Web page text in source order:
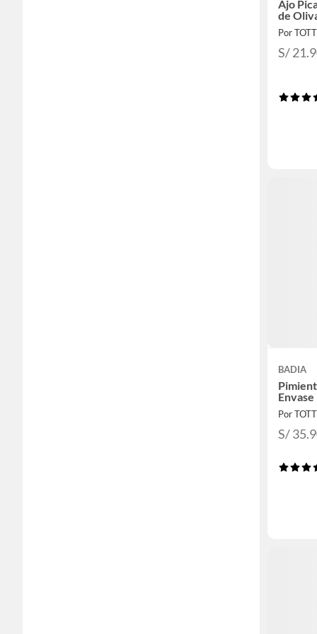
Ajo
de
Por
S/
BADIA
Envase
Por
S/